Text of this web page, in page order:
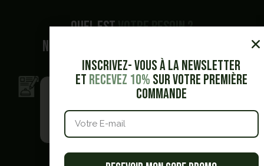
Quel estvotre besoin ?
Nous vous accompagnons dans vos
demandes.
en toute
autonomie
Je veux être
Inscrivez- vous à la Newsletter
et Recevez 10% sur votre première
commande